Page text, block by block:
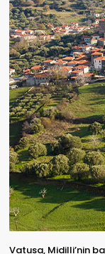
Vatusa, Midilli’nin